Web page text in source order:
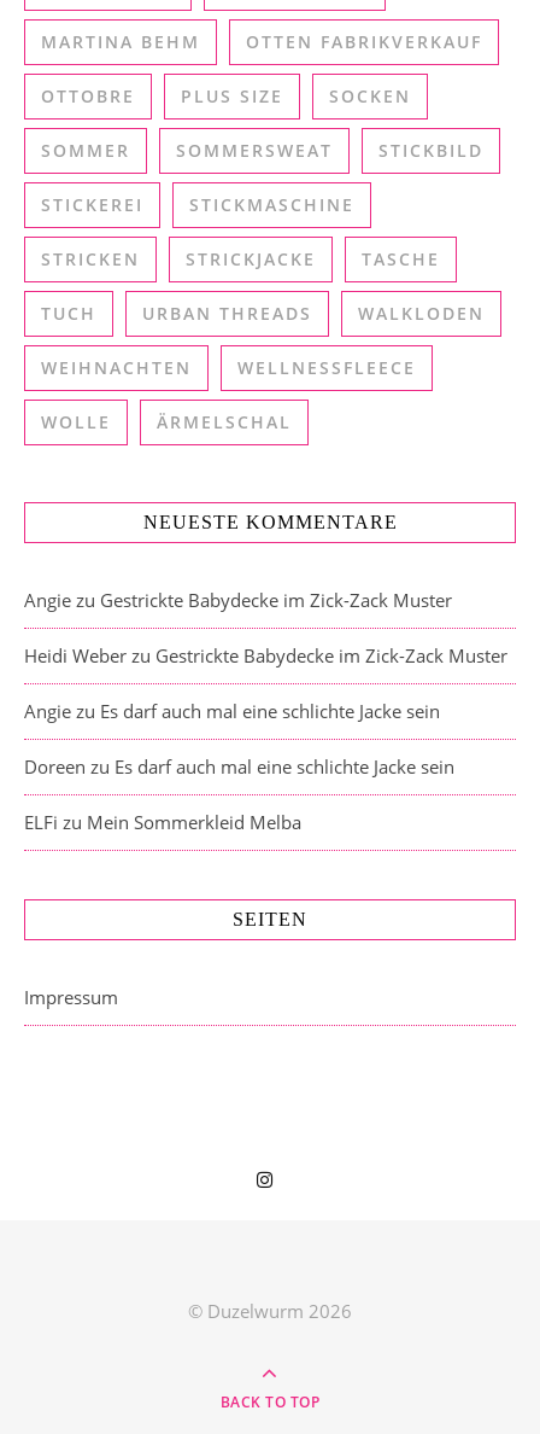
MARTINA BEHM OTTEN FABRIKVERKAUF
OTTOBRE PLUS SIZE SOCKEN
SOMMER SOMMERSWEAT STICKBILD
STICKEREI STICKMASCHINE
STRICKEN STRICKJACKE TASCHE
TUCH URBAN THREADS WALKLODEN
WEIHNACHTEN WELLNESSFLEECE
WOLLE ÄRMELSCHAL
NEUESTE KOMMENTARE
Angie zu Gestrickte Babydecke im Zick-Zack Muster
Heidi Weber zu Gestrickte Babydecke im Zick-Zack Muster
Angie zu Es darf auch mal eine schlichte Jacke sein
Doreen zu Es darf auch mal eine schlichte Jacke sein
ELFi zu Mein Sommerkleid Melba
SEITEN
Impressum
© Duzelwurm 2026
BACK TO TOP